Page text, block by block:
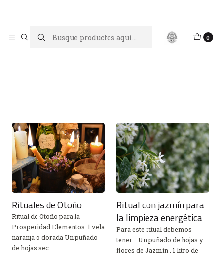
0
Inicio Blog Brujístico
Rituales de Otoño
Ritual de Otoño para la
Prosperidad Elementos: 1 vela
naranja o dorada Un puñado
de hojas sec...
Ritual con jazmín para
la limpieza energética
Para este ritual debemos
tener: . Un puñado de hojas y
flores de Jazmín . 1 litro de